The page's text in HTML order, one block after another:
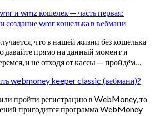
и wmz кошелек — часть первая:
создание wmr кошелька в вебмани
что в нашей жизни без кошелька
давайте прямо на данный момент и
и не отходя от кассы — пройдём…
webmoney keeper classic (вебмани)?
пройти регистрацию в WebMoney, то
пригодится программа WebMoney